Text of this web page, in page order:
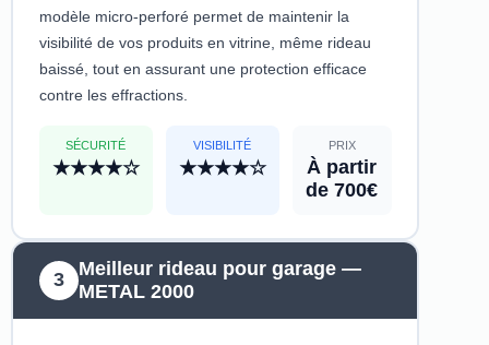
modèle micro-perforé permet de maintenir la
visibilité de vos produits en vitrine, même rideau
baissé, tout en assurant une protection efficace
contre les effractions.
SÉCURITÉ
★★★★☆
VISIBILITÉ
★★★★☆
PRIX
À partir
de 700€
3
Meilleur rideau pour garage —
METAL 2000